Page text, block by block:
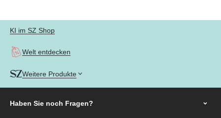
KI im SZ Shop
Welt entdecken
Weitere Produkte
Haben Sie noch Fragen?